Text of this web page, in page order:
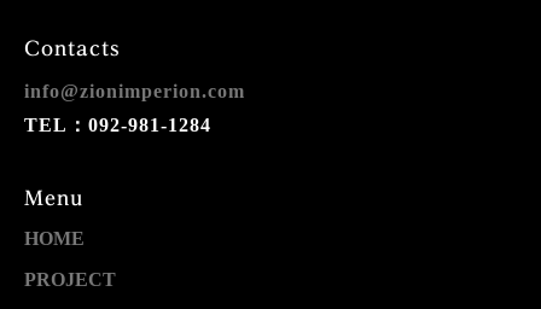
Contacts
info@zionimperion.com
TEL：092-981-1284
Menu
HOME
PROJECT